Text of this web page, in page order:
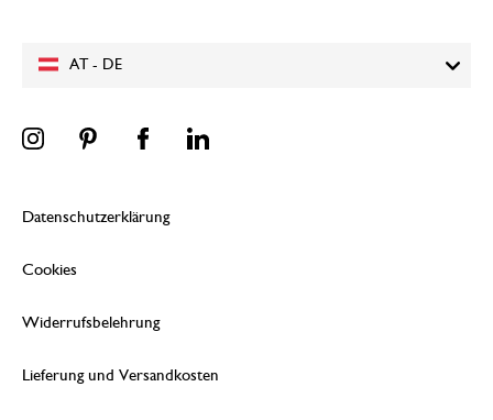
AT - DE
Datenschutzerklärung
Cookies
Widerrufsbelehrung
Lieferung und Versandkosten